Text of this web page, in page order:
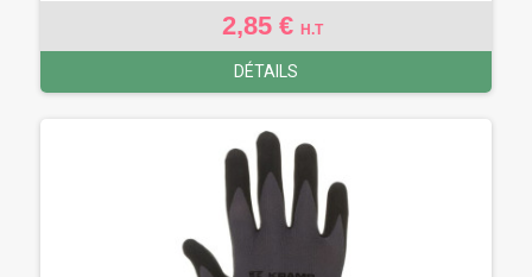
2,85 € H.T
DÉTAILS